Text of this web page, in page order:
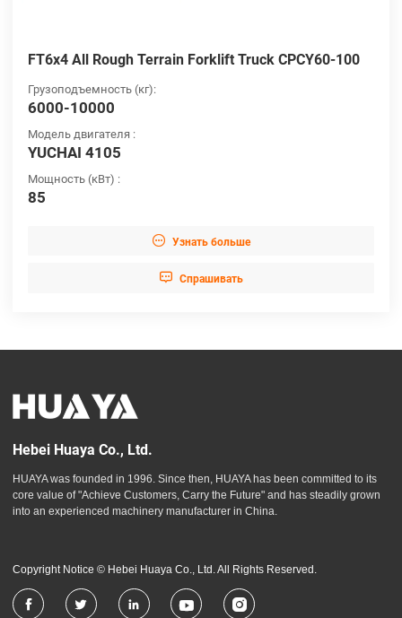
FT6x4 All Rough Terrain Forklift Truck CPCY60-100
Грузоподъемность (кг):
6000-10000
Модель двигателя :
YUCHAI 4105
Мощность (кВт) :
85
 Узнать больше
 Cпрашивать
Hebei Huaya Co., Ltd.
HUAYA was founded in 1996. Since then, HUAYA has been committed to its
core value of "Achieve Customers, Carry the Future" and has steadily grown
into an experienced machinery manufacturer in China.
Copyright Notice © Hebei Huaya Co., Ltd. All Rights Reserved.
    